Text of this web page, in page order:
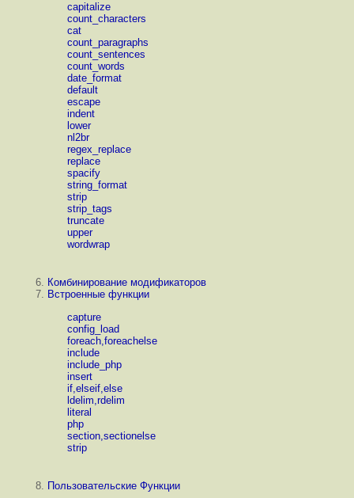
capitalize
count_characters
cat
count_paragraphs
count_sentences
count_words
date_format
default
escape
indent
lower
nl2br
regex_replace
replace
spacify
string_format
strip
strip_tags
truncate
upper
wordwrap
6. Комбинирование модификаторов
7. Встроенные функции
capture
config_load
foreach,foreachelse
include
include_php
insert
if,elseif,else
ldelim,rdelim
literal
php
section,sectionelse
strip
8. Пользовательские Функции